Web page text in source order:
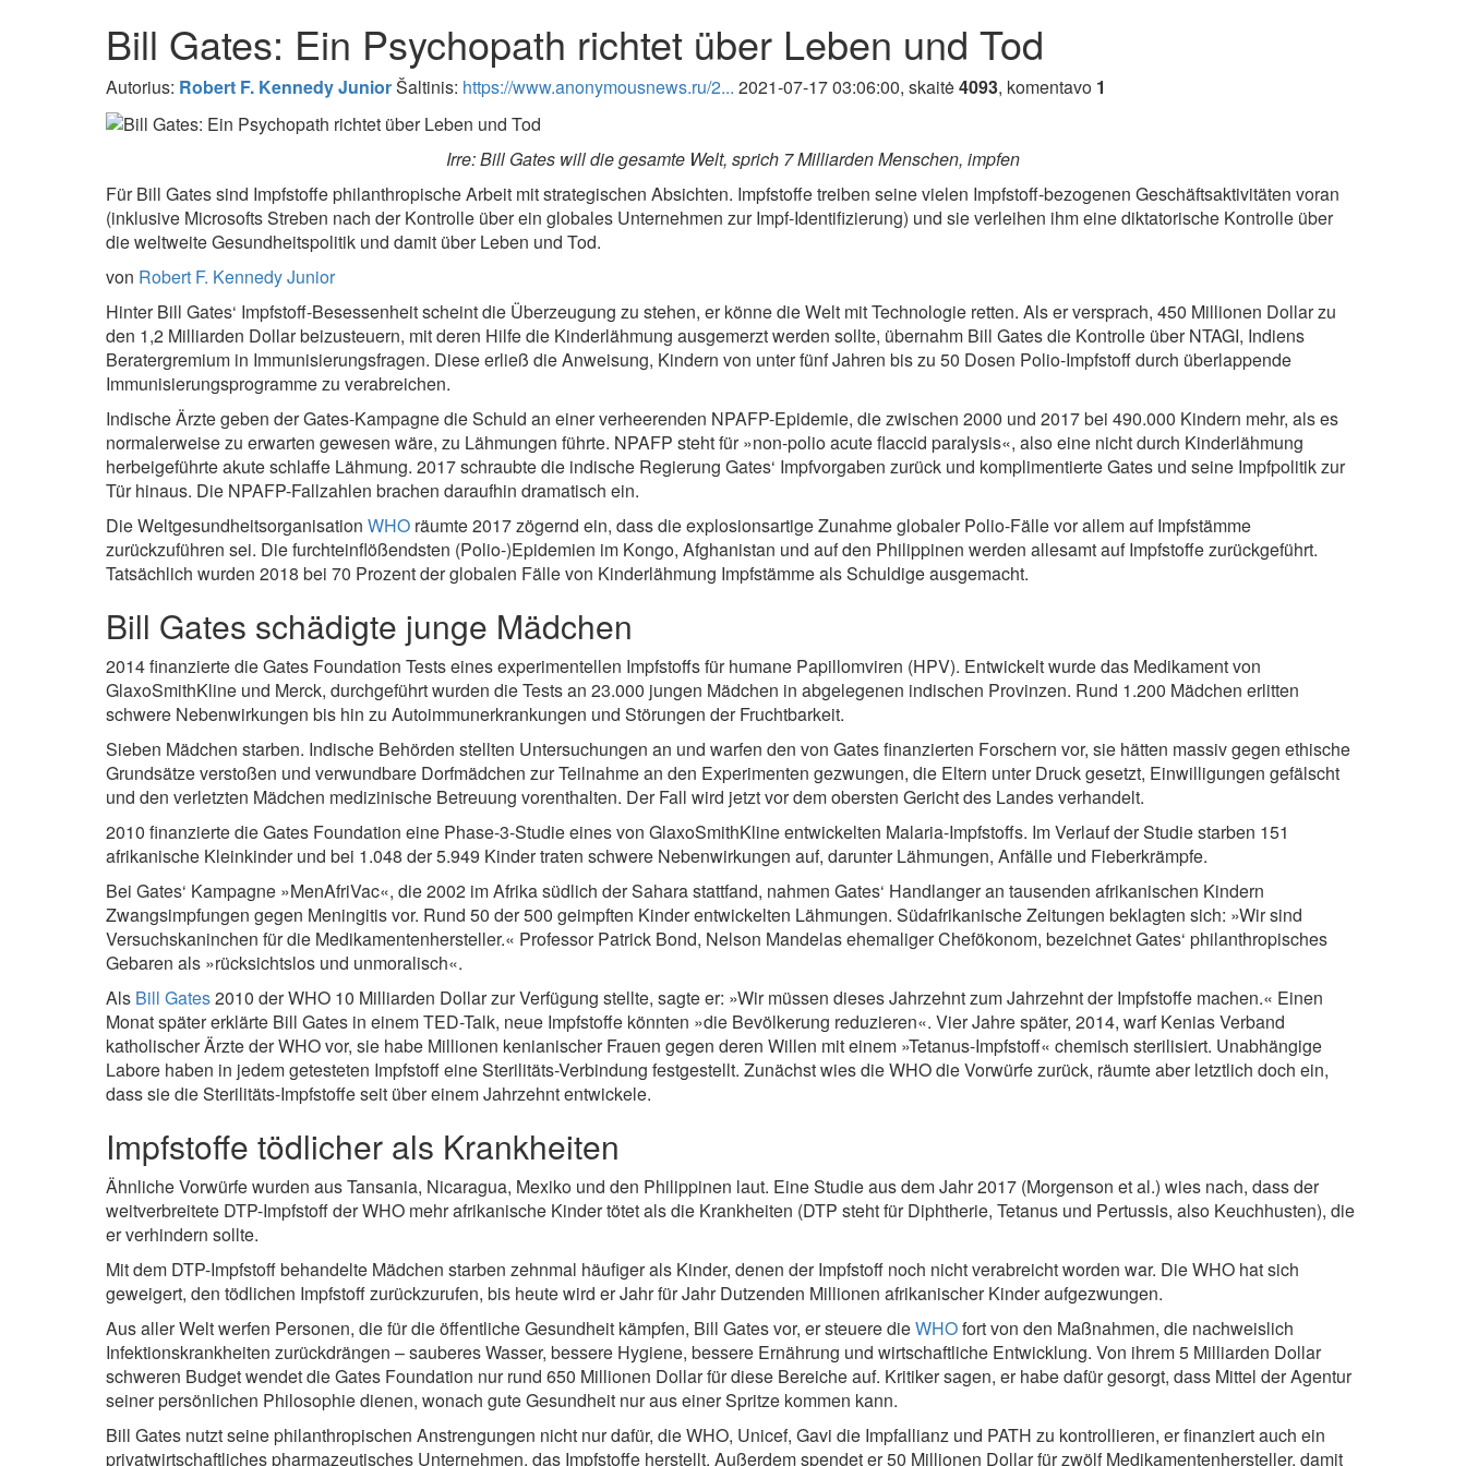
Bill Gates: Ein Psychopath richtet über Leben und Tod
Autorius: Robert F. Kennedy JuniorŠaltinis: https://www.anonymousnews.ru/2... 2021-07-17 03:06:00, skaitė4093, komentavo 1
Irre: Bill Gates will die gesamte Welt, sprich 7 Milliarden Menschen, impfen
Für Bill Gates sind Impfstoffe philanthropische Arbeit mit strategischen Absichten. Impfstoffe treiben seine vielen Impfstoff-bezogenen Geschäftsaktivitäten voran
(inklusive Microsofts Streben nach der Kontrolle über ein globales Unternehmen zur Impf-Identifizierung) und sie verleihen ihm eine diktatorische Kontrolle über
die weltweite Gesundheitspolitik und damit über Leben und Tod.
von Robert F. Kennedy Junior
Hinter Bill Gates‘ Impfstoff-Besessenheit scheint die Überzeugung zu stehen, er könne die Welt mit Technologie retten. Als er versprach, 450 Millionen Dollar zu
den 1,2 Milliarden Dollar beizusteuern, mit deren Hilfe die Kinderlähmung ausgemerzt werden sollte, übernahm Bill Gates die Kontrolle über NTAGI, Indiens
Beratergremium in Immunisierungsfragen. Diese erließ die Anweisung, Kindern von unter fünf Jahren bis zu 50 Dosen Polio-Impfstoff durch überlappende
Immunisierungsprogramme zu verabreichen.
Indische Ärzte geben der Gates-Kampagne die Schuld an einer verheerenden NPAFP-Epidemie, die zwischen 2000 und 2017 bei 490.000 Kindern mehr, als es
normalerweise zu erwarten gewesen wäre, zu Lähmungen führte. NPAFP steht für »non-polio acute flaccid paralysis«, also eine nicht durch Kinderlähmung
herbeigeführte akute schlaffe Lähmung. 2017 schraubte die indische Regierung Gates‘ Impfvorgaben zurück und komplimentierte Gates und seine Impfpolitik zur
Tür hinaus. Die NPAFP-Fallzahlen brachen daraufhin dramatisch ein.
Die Weltgesundheitsorganisation WHO räumte 2017 zögernd ein, dass die explosionsartige Zunahme globaler Polio-Fälle vor allem auf Impfstämme
zurückzuführen sei. Die furchteinflößendsten (Polio-)Epidemien im Kongo, Afghanistan und auf den Philippinen werden allesamt auf Impfstoffe zurückgeführt.
Tatsächlich wurden 2018 bei 70 Prozent der globalen Fälle von Kinderlähmung Impfstämme als Schuldige ausgemacht.
Bill Gates schädigte junge Mädchen
2014 finanzierte die Gates Foundation Tests eines experimentellen Impfstoffs für humane Papillomviren (HPV). Entwickelt wurde das Medikament von
GlaxoSmithKline und Merck, durchgeführt wurden die Tests an 23.000 jungen Mädchen in abgelegenen indischen Provinzen. Rund 1.200 Mädchen erlitten
schwere Nebenwirkungen bis hin zu Autoimmunerkrankungen und Störungen der Fruchtbarkeit.
Sieben Mädchen starben. Indische Behörden stellten Untersuchungen an und warfen den von Gates finanzierten Forschern vor, sie hätten massiv gegen ethische
Grundsätze verstoßen und verwundbare Dorfmädchen zur Teilnahme an den Experimenten gezwungen, die Eltern unter Druck gesetzt, Einwilligungen gefälscht
und den verletzten Mädchen medizinische Betreuung vorenthalten. Der Fall wird jetzt vor dem obersten Gericht des Landes verhandelt.
2010 finanzierte die Gates Foundation eine Phase-3-Studie eines von GlaxoSmithKline entwickelten Malaria-Impfstoffs. Im Verlauf der Studie starben 151
afrikanische Kleinkinder und bei 1.048 der 5.949 Kinder traten schwere Nebenwirkungen auf, darunter Lähmungen, Anfälle und Fieberkrämpfe.
Bei Gates‘ Kampagne »MenAfriVac«, die 2002 im Afrika südlich der Sahara stattfand, nahmen Gates‘ Handlanger an tausenden afrikanischen Kindern
Zwangsimpfungen gegen Meningitis vor. Rund 50 der 500 geimpften Kinder entwickelten Lähmungen. Südafrikanische Zeitungen beklagten sich: »Wir sind
Versuchskaninchen für die Medikamentenhersteller.« Professor Patrick Bond, Nelson Mandelas ehemaliger Chefökonom, bezeichnet Gates‘ philanthropisches
Gebaren als »rücksichtslos und unmoralisch«.
Als Bill Gates2010 der WHO 10 Milliarden Dollar zur Verfügung stellte, sagte er: »Wir müssen dieses Jahrzehnt zum Jahrzehnt der Impfstoffe machen.« Einen
Monat später erklärte Bill Gates in einem TED-Talk, neue Impfstoffe könnten »die Bevölkerung reduzieren«. Vier Jahre später, 2014, warf Kenias Verband
katholischer Ärzte der WHO vor, sie habe Millionen kenianischer Frauen gegen deren Willen mit einem »Tetanus-Impfstoff« chemisch sterilisiert. Unabhängige
Labore haben in jedem getesteten Impfstoff eine Sterilitäts-Verbindung festgestellt. Zunächst wies die WHO die Vorwürfe zurück, räumte aber letztlich doch ein,
dass sie die Sterilitäts-Impfstoffe seit über einem Jahrzehnt entwickele.
Impfstoffe tödlicher als Krankheiten
Ähnliche Vorwürfe wurden aus Tansania, Nicaragua, Mexiko und den Philippinen laut. Eine Studie aus dem Jahr 2017 (Morgenson et al.) wies nach, dass der
weitverbreitete DTP-Impfstoff der WHO mehr afrikanische Kinder tötet als die Krankheiten (DTP steht für Diphtherie, Tetanus und Pertussis, also Keuchhusten), die
er verhindern sollte.
Mit dem DTP-Impfstoff behandelte Mädchen starben zehnmal häufiger als Kinder, denen der Impfstoff noch nicht verabreicht worden war. Die WHO hat sich
geweigert, den tödlichen Impfstoff zurückzurufen, bis heute wird er Jahr für Jahr Dutzenden Millionen afrikanischer Kinder aufgezwungen.
Aus aller Welt werfen Personen, die für die öffentliche Gesundheit kämpfen, Bill Gates vor, er steuere dieWHOfort von den Maßnahmen, die nachweislich
Infektionskrankheiten zurückdrängen – sauberes Wasser, bessere Hygiene, bessere Ernährung und wirtschaftliche Entwicklung. Von ihrem 5 Milliarden Dollar
schweren Budget wendet die Gates Foundation nur rund 650 Millionen Dollar für diese Bereiche auf. Kritiker sagen, er habe dafür gesorgt, dass Mittel der Agentur
seiner persönlichen Philosophie dienen, wonach gute Gesundheit nur aus einer Spritze kommen kann.
Bill Gates nutzt seine philanthropischen Anstrengungen nicht nur dafür, die WHO, Unicef, Gavi die Impfallianz und PATH zu kontrollieren, er finanziert auch ein
privatwirtschaftliches pharmazeutisches Unternehmen, das Impfstoffe herstellt. Außerdem spendet er 50 Millionen Dollar für zwölf Medikamentenhersteller, damit